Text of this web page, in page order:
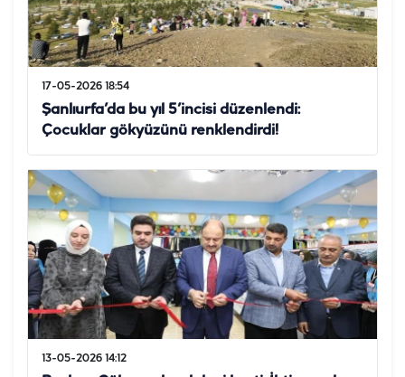
17-05-2026 18:54
Şanlıurfa’da bu yıl 5’incisi düzenlendi:
Çocuklar gökyüzünü renklendirdi!
13-05-2026 14:12